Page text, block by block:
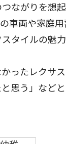
ながりを想
車両や家庭
タイルの魅力
ったレクサ
思う」などと